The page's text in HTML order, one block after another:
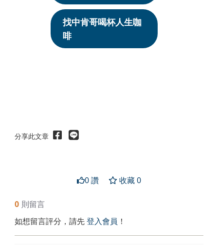
找中肯哥喝杯人生咖
啡
分享此文章
0 讚 收藏 0
0 則留言
如想留言評分，請先登入會員 ！